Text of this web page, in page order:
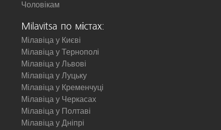
Чоловікам
Milavitsa по містах:
Мілавіца у Києві
Мілавіца у Тернополі
Мілавіца у Львові
Мілавіца у Луцьку
Мілавіца у Кременчуці
Мілавіца у Черкасах
Мілавіца у Полтаві
Мілавіца у Дніпрі